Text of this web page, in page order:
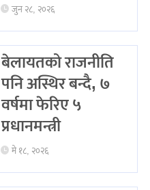
जुन २८, २०२६
बेलायतको राजनीति
पनि अस्थिर बन्दै, ७
वर्षमा फेरिए ५
प्रधानमन्त्री
मे १८, २०२६